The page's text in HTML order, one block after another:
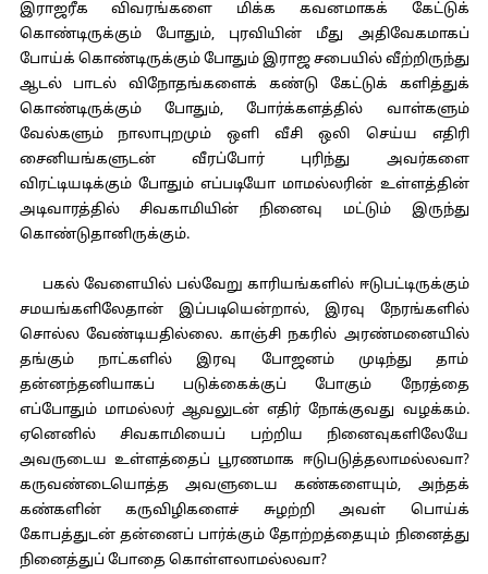
இராஜரீக விவரங்களை மிக்க கவனமாகக் கேட்டுக்
கொண்டிருக்கும் போதும், புரவியின் மீது அதிவேகமாகப்
போய்க் கொண்டிருக்கும் போதும் இராஜ சபையில் வீற்றிருந்து
ஆடல் பாடல் விநோதங்களைக் கண்டு கேட்டுக் களித்துக்
கொண்டிருக்கும் போதும், போர்க்களத்தில் வாள்களும்
வேல்களும் நாலாபுறமும் ஒளி வீசி ஒலி செய்ய எதிரி
சைனியங்களுடன் வீரப்போர் புரிந்து அவர்களை
விரட்டியடிக்கும் போதும் எப்படியோ மாமல்லரின் உள்ளத்தின்
அடிவாரத்தில் சிவகாமியின் நினைவு மட்டும் இருந்து
கொண்டுதானிருக்கும்.
பகல் வேளையில் பல்வேறு காரியங்களில் ஈடுபட்டிருக்கும்
சமயங்களிலேதான் இப்படியென்றால், இரவு நேரங்களில்
சொல்ல வேண்டியதில்லை. காஞ்சி நகரில் அரண்மனையில்
தங்கும் நாட்களில் இரவு போஜனம் முடிந்து தாம்
தன்னந்தனியாகப் படுக்கைக்குப் போகும் நேரத்தை
எப்போதும் மாமல்லர் ஆவலுடன் எதிர் நோக்குவது வழக்கம்.
ஏனெனில் சிவகாமியைப் பற்றிய நினைவுகளிலேயே
அவருடைய உள்ளத்தைப் பூரணமாக ஈடுபடுத்தலாமல்லவா?
கருவண்டையொத்த அவளுடைய கண்களையும், அந்தக்
கண்களின் கருவிழிகளைச் சுழற்றி அவள் பொய்க்
கோபத்துடன் தன்னைப் பார்க்கும் தோற்றத்தையும் நினைத்து
நினைத்துப் போதை கொள்ளலாமல்லவா?